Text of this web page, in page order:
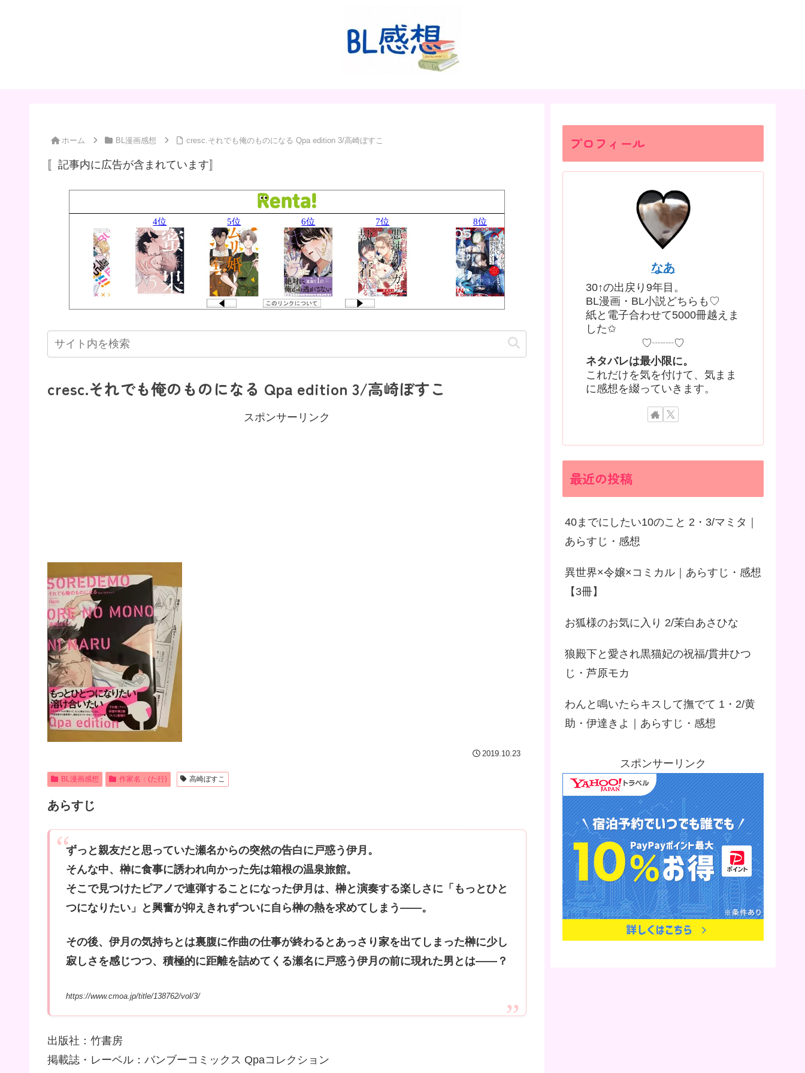
ホーム BL漫画感想 cresc.それでも俺のものになる Qpa edition 3/高崎ぼすこ
〚記事内に広告が含まれています〛
cresc.それでも俺のものになる Qpa edition 3/高崎ぼすこ
スポンサーリンク
2019.10.23
BL漫画感想 作家名：(た行) 高崎ぼすこ
あらすじ
ずっと親友だと思っていた瀬名からの突然の告白に戸惑う伊月。
そんな中、榊に食事に誘われ向かった先は箱根の温泉旅館。
そこで見つけたピアノで連弾することになった伊月は、榊と演奏する楽しさに「もっとひと
つになりたい」と興奮が抑えきれずついに自ら榊の熱を求めてしまう――。
その後、伊月の気持ちとは裏腹に作曲の仕事が終わるとあっさり家を出てしまった榊に少し
寂しさを感じつつ、積極的に距離を詰めてくる瀬名に戸惑う伊月の前に現れた男とは――？
https://www.cmoa.jp/title/138762/vol/3/
出版社：竹書房
掲載誌・レーベル：バンブーコミックス Qpaコレクション
プロフィール
なあ
30↑の出戻り9年目。
BL漫画・BL小説どちらも♡
紙と電子合わせて5000冊越えま
した✩
♡┈┈♡
ネタバレは最小限に。
これだけを気を付けて、気まま
に感想を綴っていきます。
最近の投稿
40までにしたい10のこと 2・3/マミタ｜
あらすじ・感想
異世界×令嬢×コミカル｜あらすじ・感想
【3冊】
お狐様のお気に入り 2/茉白あさひな
狼殿下と愛され黒猫妃の祝福/貫井ひつ
じ・芦原モカ
わんと鳴いたらキスして撫でて 1・2/黄
助・伊達きよ｜あらすじ・感想
スポンサーリンク